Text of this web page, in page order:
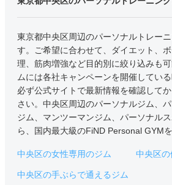
東京都中央区周辺のパーソナルトレー
す。ご希望に合わせて、ダイエット、
理、筋肉増強など目的別に絞り込みも
ムには各社キャンペーンを開催してい
必ず公式サイトで最新情報を確認して
さい。中央区周辺のパーソナルジム、
ジム、マンツーマンジム、パーソナル
ら、国内最大級のFiND Personal GYM
中央区の女性専用のジム 中央区の
中央区の手ぶらで通えるジム